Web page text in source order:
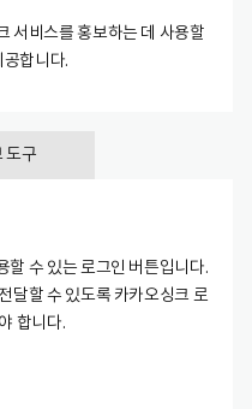
서비스를 홍보하는 데 사용할
합니다.
도구
할 수 있는 로그인 버튼입니다.
달할 수 있도록 카카오싱크 로
합니다.